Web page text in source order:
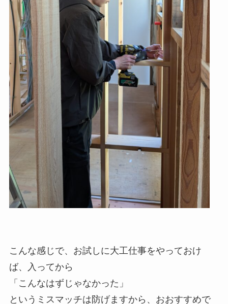
こんな感じで、お試しに大工仕事をやっておけ
ば、入ってから
「こんなはずじゃなかった」
というミスマッチは防げますから、おおすすめで